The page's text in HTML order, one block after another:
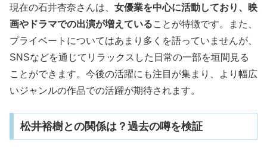
現在の石井杏奈さんは、 女優業を中心に活動しており、映
画やドラマでの出演が増えていることが特徴です。また、
プライベートについてはあまり多くを語っていませんが、
SNSなどを通じてリラックスした日常の一部を垣間見る
ことができます。今後の活躍にも注目が集まり、より幅広
いジャンルの作品での活躍が期待されます。
松井裕樹との関係は？過去の噂を検証